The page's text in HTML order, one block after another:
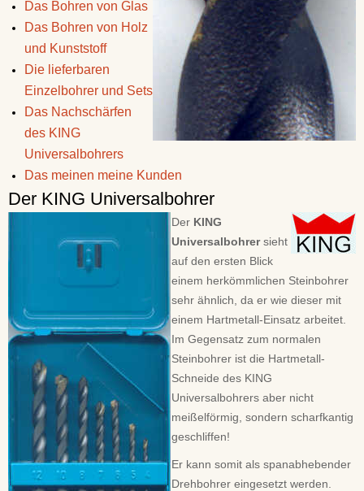
Das Bohren von Glas
Das Bohren von Holz
und Kunststoff
Die lieferbaren
Einzelbohrer und Sets
Das Nachschärfen
des KING
Universalbohrers
Das meinen meine Kunden
Der KING Universalbohrer
Der KING
Universalbohrersieht
auf den ersten Blick
einem herkömmlichen Steinbohrer
sehr ähnlich, da er wie dieser mit
einem Hartmetall-Einsatz arbeitet.
Im Gegensatz zum normalen
Steinbohrer ist die Hartmetall-
Schneide des KING
Universalbohrers aber nicht
meißelförmig, sondern scharfkantig
geschliffen!
Er kann somit als spanabhebender
Drehbohrer eingesetzt werden.